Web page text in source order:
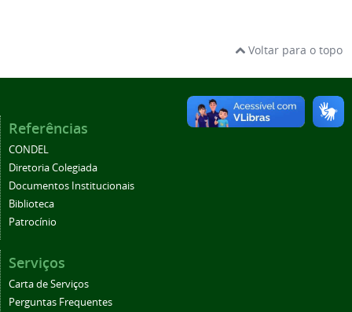
Voltar para o topo
Referências
CONDEL
Diretoria Colegiada
Documentos Institucionais
Biblioteca
Patrocínio
Serviços
Carta de Serviços
Perguntas Frequentes